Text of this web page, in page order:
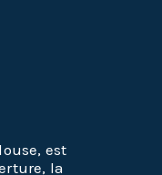
est
la